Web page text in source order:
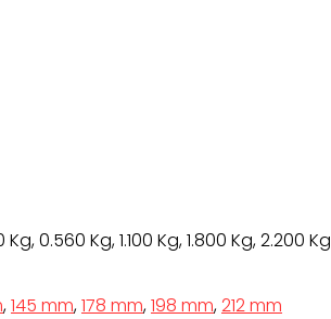
0.560 Kg, 1.100 Kg, 1.800 Kg, 2.200 Kg
,145 mm,178 mm,198 mm,212 mm